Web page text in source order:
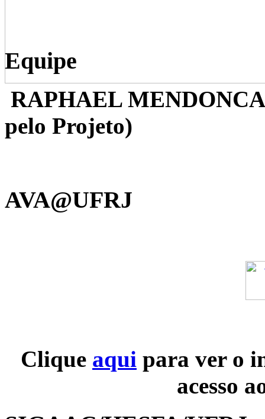
Equipe
RAPHAEL
pelo Projeto)
AVA@UFRJ
Clique aqui para ver o
acesso